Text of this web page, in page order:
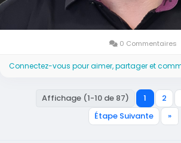
0 Commentaires
Connectez-vous pour aimer, partager et
Affichage (1-10 de 87) 1 2
Étape Suivante
»